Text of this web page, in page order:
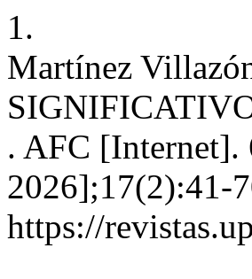
1.
Martínez
. AFC [Internet].
2026];17(2):41-
https://